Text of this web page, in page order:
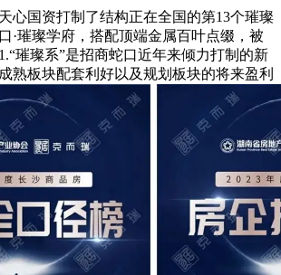
国资打制了结构正在全国的第13个璀璨
璀璨学府，搭配顶端金属百叶点缀，被
璀璨系”是招商蛇口近年来倾力打制的新
熟板块配套利好以及规划板块的将来盈利